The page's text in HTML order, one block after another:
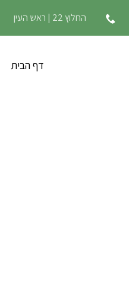
החלוץ 22 | ראש העין
דף הבית